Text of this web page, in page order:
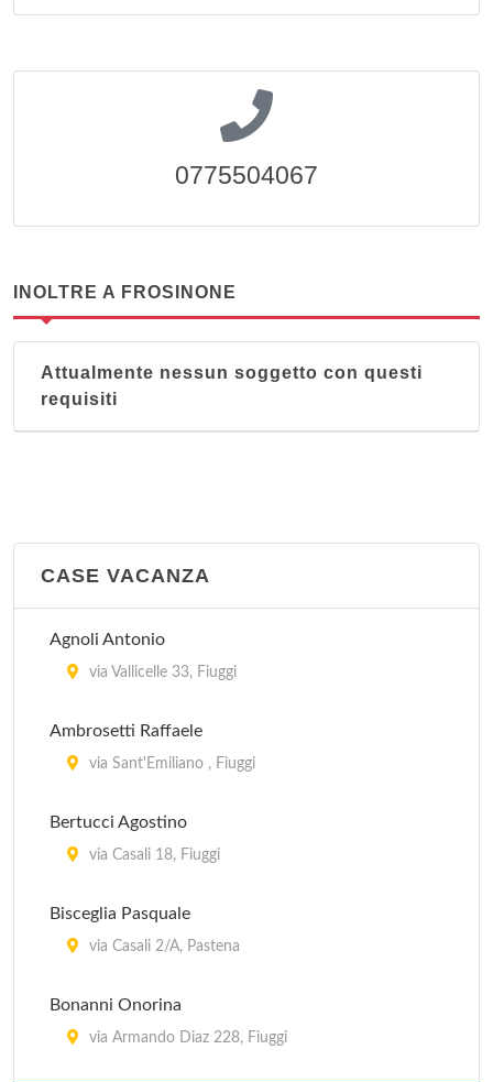
0775504067
INOLTRE A FROSINONE
Attualmente nessun soggetto con questi
requisiti
CASE VACANZA
Agnoli Antonio
via Vallicelle 33, Fiuggi
Ambrosetti Raffaele
via Sant'Emiliano , Fiuggi
Bertucci Agostino
via Casali 18, Fiuggi
Bisceglia Pasquale
via Casali 2/A, Pastena
Bonanni Onorina
via Armando Diaz 228, Fiuggi